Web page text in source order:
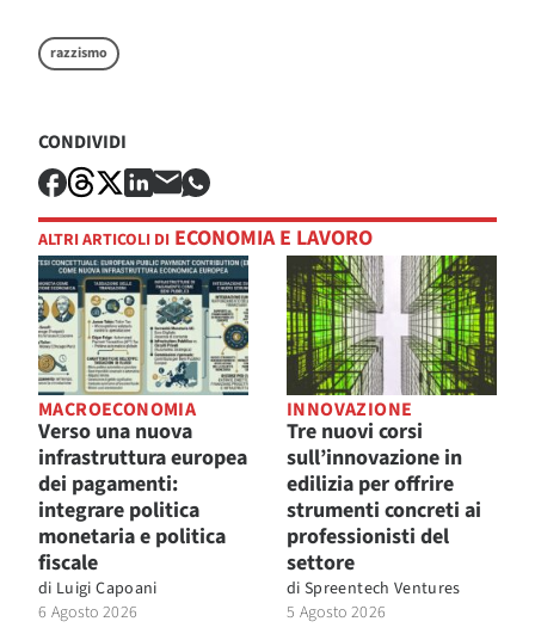
razzismo
CONDIVIDI
ALTRI ARTICOLI DI ECONOMIA E LAVORO
MACROECONOMIA
Verso una nuova
infrastruttura europea
dei pagamenti:
integrare politica
monetaria e politica
fiscale
di Luigi Capoani
6 Agosto 2026
INNOVAZIONE
Tre nuovi corsi
sull’innovazione in
edilizia per offrire
strumenti concreti ai
professionisti del
settore
di Spreentech Ventures
5 Agosto 2026